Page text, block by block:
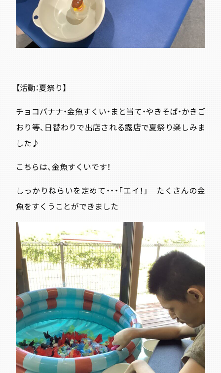
【活動：夏祭り】
チョコバナナ・金魚すくい・まと当て・やきそば・かきご
おり等、日替わりで出店される露店で夏祭り楽しみま
した♪
こちらは、金魚すくいです！
しっかりねらいを定めて・・・「エイ！」 たくさんの金
魚をすくうことができました